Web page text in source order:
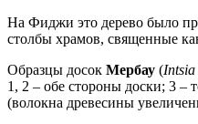
На Фиджи это дерево было
столбы храмов, священные
Образцы досок Мербау (
1, 2 – обе стороны доски; 3 –
(волокна древесины